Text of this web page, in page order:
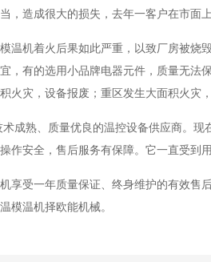
，造成很大的损失，去年一客户在市面
温机着火后果如此严重，以致厂房被烧
，有的选用小品牌电器元件，质量无法
火灾，设备报废；重区发生大面积火灾
术成熟、质量优良的温控设备供应商。
作安全，售后服务有保障。它一直受到
享受一年质量保证、终身维护的有效售
模温机择欧能机械。